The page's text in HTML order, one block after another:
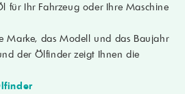
100 °C
für Ihr Fahrzeug oder Ihre Maschine
Marke, das Modell und das Baujahr
der Ölfinder zeigt Ihnen die